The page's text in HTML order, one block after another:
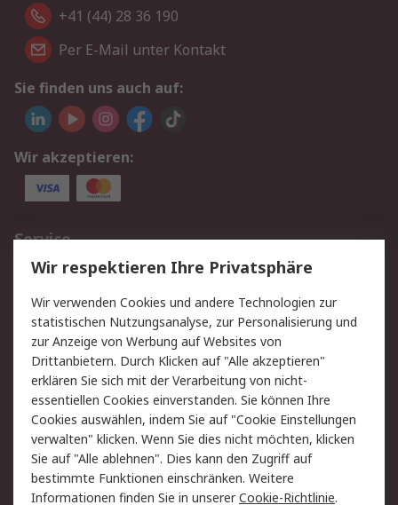
+41 (44) 28 36 190
Per E-Mail unter Kontakt
Sie finden uns auch auf:
Wir akzeptieren:
Service
Value Added Services
Lieferlösungen
Rücksendungen
Kontakt
Hilfe
Rechtliches
AGB
Datenschutz
Cookie-Richtlinie
Zahlungsbedingungen
Copyright/Impressum
Über RS
Wir respektieren Ihre Privatsphäre
Wir verwenden Cookies und andere Technologien zur
statistischen Nutzungsanalyse, zur Personalisierung und
zur Anzeige von Werbung auf Websites von
Drittanbietern. Durch Klicken auf "Alle akzeptieren"
erklären Sie sich mit der Verarbeitung von nicht-
essentiellen Cookies einverstanden. Sie können Ihre
Cookies auswählen, indem Sie auf "Cookie Einstellungen
verwalten" klicken. Wenn Sie dies nicht möchten, klicken
Sie auf "Alle ablehnen". Dies kann den Zugriff auf
bestimmte Funktionen einschränken. Weitere
Informationen finden Sie in unsererCookie-Richtlinie.